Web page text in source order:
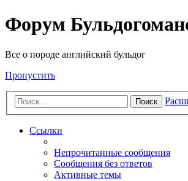
Форум
Все о породе английский бульдог
Пропустить
Поиск
Ссылки
Непрочитанные сообщения
Сообщения без ответов
Активные темы